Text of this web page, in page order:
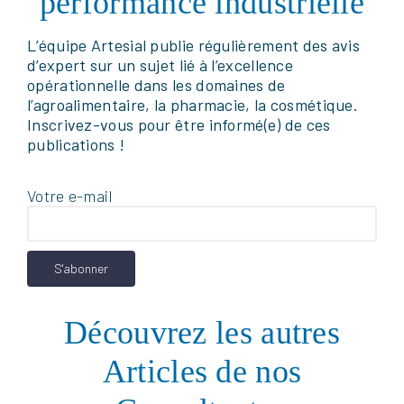
L’équipe Artesial publie régulièrement des avis
d’expert sur un sujet lié à l’excellence
opérationnelle dans les domaines de
l’agroalimentaire, la pharmacie, la cosmétique.
Inscrivez-vous pour être informé(e) de ces
publications !
Votre e-mail
Découvrez les autres
Articles de nos
La stratégie filière viticole n’est plus
uniquement une réflexion commerciale ou
industriel majeur pour les domaines, caves
du conditionnement. Dans un contexte